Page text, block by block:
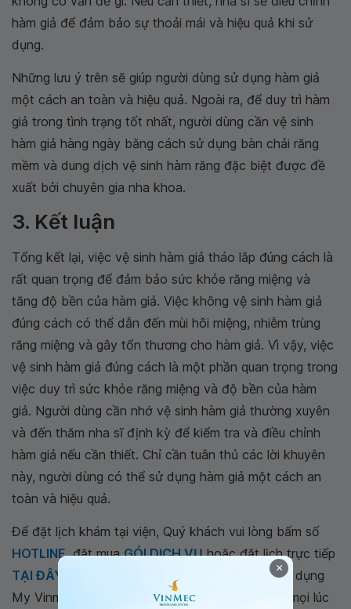
hàm giả để đảm bảo sự thoải mái và hiệu quả khi sử
dụng.
Những lưu ý trên sẽ giúp người dùng sử dụng hàm giả
một cách an toàn và hiệu quả. Ngoài ra, để duy trì hàm
giả trong tình trạng tốt nhất, người dùng cần vệ sinh
hàm giả hàng ngày bằng cách sử dụng bàn chải răng
mềm và dung dịch vệ sinh hàm răng đặc biệt được đề
xuất bởi chuyên gia nha khoa.
3. Kết luận
Tổng kết lại, việc vệ sinh hàm giả tháo lắp đúng cách là
rất quan trọng để đảm bảo sức khỏe răng miệng và
tăng độ bền của hàm giả. Việc không vệ sinh hàm giả
đúng cách có thể dẫn đến mùi hôi miệng, nhiễm trùng
răng miệng và gây tổn thương cho hàm giả. Vì vậy, việc
vệ sinh hàm giả đúng cách là một phần quan trọng trong
việc duy trì sức khỏe răng miệng và độ bền của hàm
giả. Người dùng cần nhớ vệ sinh hàm giả thường xuyên
và đến thăm nha sĩ định kỳ để kiểm tra và điều chỉnh
hàm giả nếu cần thiết. Chỉ cần tuân thủ các lời khuyên
này, người dùng có thể sử dụng hàm giả một cách an
toàn và hiệu quả.
Để đặt lịch khám tại viện, Quý khách vui lòng bấm số
HOTLINE, đặt muaGÓI DỊCH VỤhoặc đặt lịch trực tiếp
TẠI ĐÂY
. Tải và đặt lịch khám tự động trên ứng dụng
My Vinmec để quản lý, theo dõi lịch và đặt hẹn mọi lúc
×